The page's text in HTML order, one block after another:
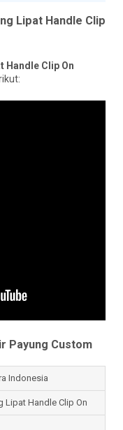
Lipat Handle Clip
Handle Clip On
Payung Custom
Indonesia
Lipat Handle Clip On